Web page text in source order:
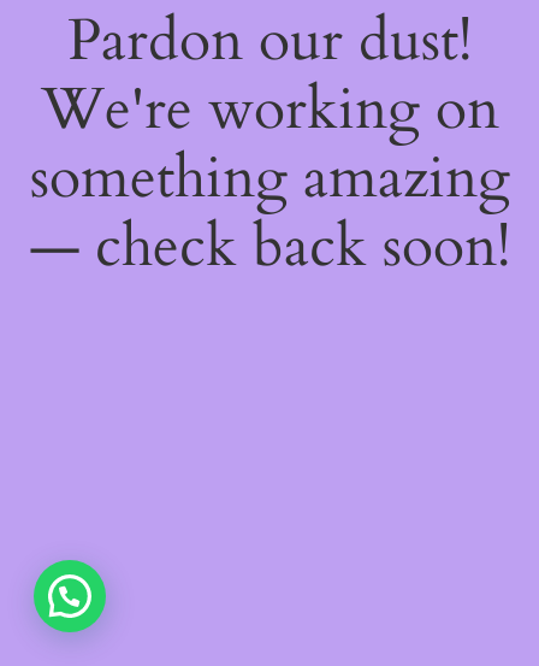
Pardon our dust!
We're working on
something amazing
— check back soon!